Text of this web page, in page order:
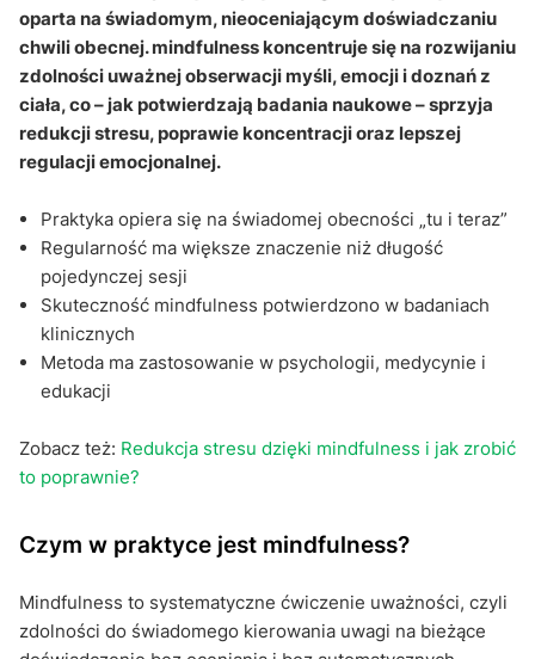
Sekcja pytań i odpowiedzi
oparta na świadomym, nieoceniającym doświadczaniu
chwili obecnej. mindfulness koncentruje się na rozwijaniu
zdolności uważnej obserwacji myśli, emocji i doznań z
ciała, co – jak potwierdzają badania naukowe – sprzyja
redukcji stresu, poprawie koncentracji oraz lepszej
regulacji emocjonalnej.
Praktyka opiera się na świadomej obecności „tu i teraz”
Regularność ma większe znaczenie niż długość
pojedynczej sesji
Skuteczność mindfulness potwierdzono w badaniach
klinicznych
Metoda ma zastosowanie w psychologii, medycynie i
edukacji
Zobacz też: Redukcja stresu dzięki mindfulness i jak zrobić
to poprawnie?
Czym w praktyce jest mindfulness?
Mindfulness to systematyczne ćwiczenie uważności, czyli
zdolności do świadomego kierowania uwagi na bieżące